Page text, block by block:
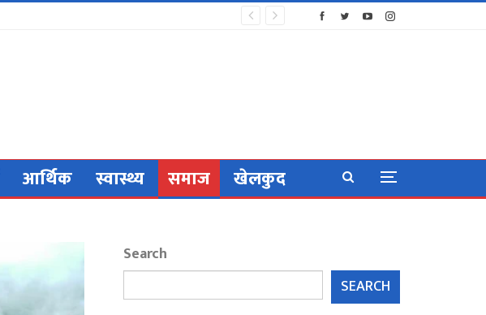
आर्थिक स्वास्थ्य समाज खेलकुद
Search
SEARCH